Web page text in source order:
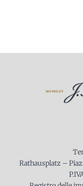
Rathausplatz –